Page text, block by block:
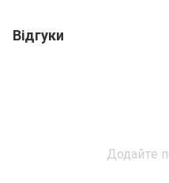
Відгуки
Додайте